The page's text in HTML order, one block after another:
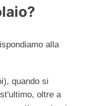
alla
quando si
oltre a